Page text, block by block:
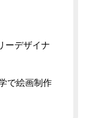
ーデザイナ
で絵画制作